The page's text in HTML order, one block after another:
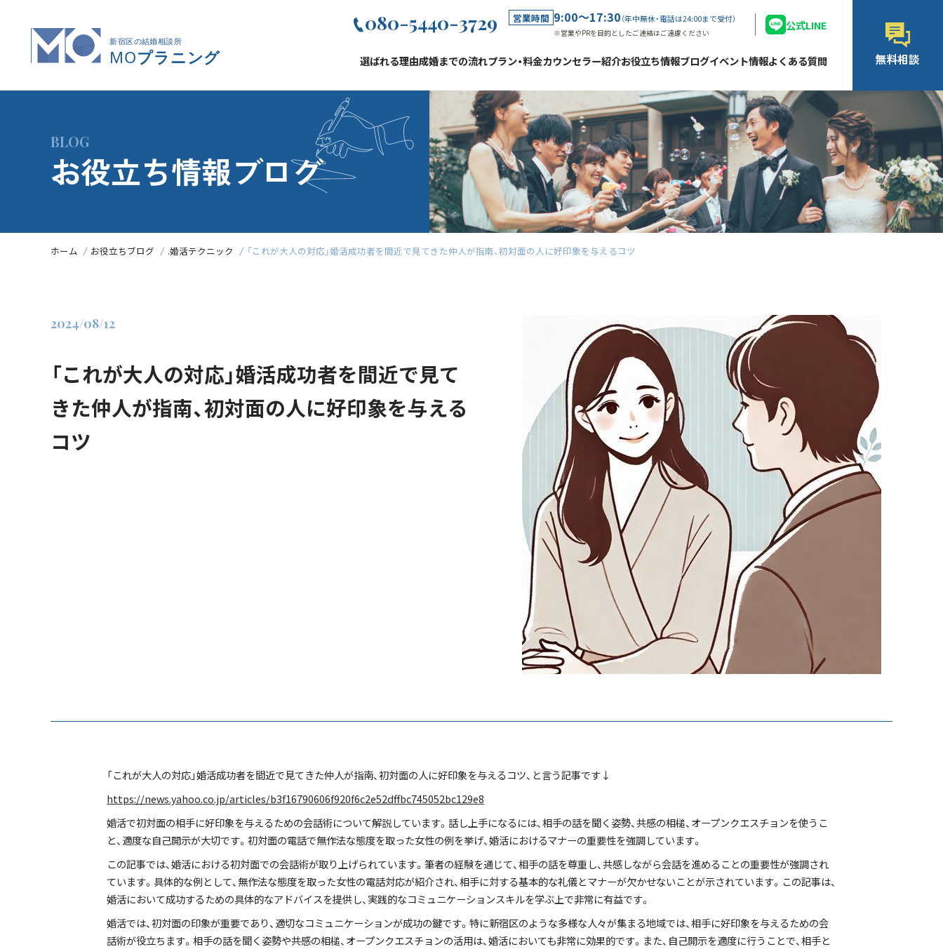
080-5440-3729 営業時間 9:00～17:30 （年中無休・電話は24:00まで受付）
※営業やPRを目的としたご連絡はご遠慮ください
公式LINE
選ばれる理由成婚までの流れプラン・料金カウンセラー紹介お役立ち情報ブログイベント情報よくある質問 無料相談
BLOG
お役立ち情報ブログ
ホーム お役立ちブログ .婚活テクニック 「これが大人の対応」婚活成功者を間近で見てきた仲人が指南、初対面の人に好印象を与えるコツ
「これが大人の対応」婚活成功者を間近で見て
きた仲人が指南、初対面の人に好印象を与える
コツ
2024/08/12
「これが大人の対応」婚活成功者を間近で見てきた仲人が指南、初対面の人に好印象を与えるコツ、と言う記事です↓
https://news.yahoo.co.jp/articles/b3f16790606f920f6c2e52dffbc745052bc129e8
婚活で初対面の相手に好印象を与えるための会話術について解説しています。話し上手になるには、相手の話を聞く姿勢、共感の相槌、オープンクエスチョンを使うこ
と、適度な自己開示が大切です。初対面の電話で無作法な態度を取った女性の例を挙げ、婚活におけるマナーの重要性を強調しています。
この記事では、婚活における初対面での会話術が取り上げられています。筆者の経験を通じて、相手の話を尊重し、共感しながら会話を進めることの重要性が強調され
ています。具体的な例として、無作法な態度を取った女性の電話対応が紹介され、相手に対する基本的な礼儀とマナーが欠かせないことが示されています。この記事は、
婚活において成功するための具体的なアドバイスを提供し、実践的なコミュニケーションスキルを学ぶ上で非常に有益です。
婚活では、初対面の印象が重要であり、適切なコミュニケーションが成功の鍵です。特に新宿区のような多様な人々が集まる地域では、相手に好印象を与えるための会
話術が役立ちます。相手の話を聞く姿勢や共感の相槌、オープンクエスチョンの活用は、婚活においても非常に効果的です。また、自己開示を適度に行うことで、相手と